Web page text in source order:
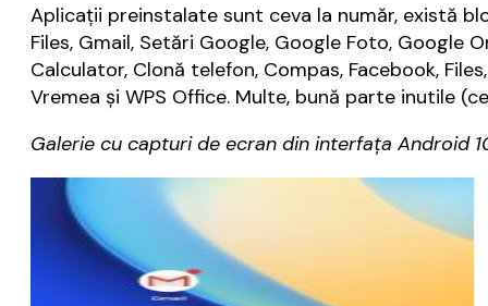
Aplicații preinstalate sunt ceva la număr, există
Files, Gmail, Setări Google, Google Foto, Google
Calculator, Clonă telefon, Compas, Facebook,
Vremea și WPS Office. Multe, bună parte inutile
Galerie cu capturi de ecran din interfața Android